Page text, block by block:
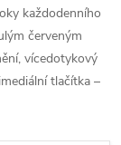
každodenního
červeným
vícedotykový
tlačítka –